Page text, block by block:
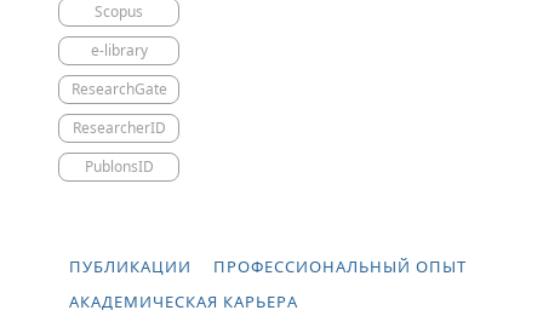
Scopus
e-library
ResearchGate
ResearcherID
PublonsID
ПУБЛИКАЦИИ
ПРОФЕССИОНАЛЬНЫЙ ОПЫТ
АКАДЕМИЧЕСКАЯ КАРЬЕРА